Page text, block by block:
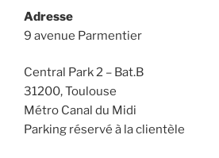
Adresse
9 avenue Parmentier
Central Park 2 – Bat.B
31200, Toulouse
Métro Canal du Midi
Parking réservé à la clientèle